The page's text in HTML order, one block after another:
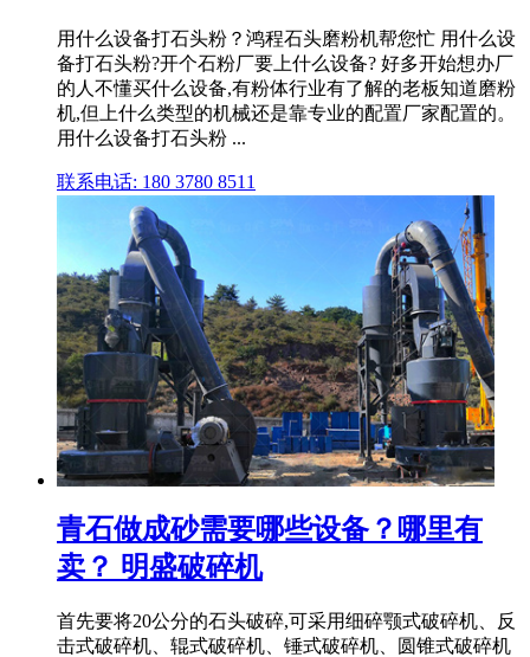
用什么设备打石头粉？鸿程石头磨粉机帮您忙 用什么设
备打石头粉?开个石粉厂要上什么设备? 好多开始想办厂
的人不懂买什么设备,有粉体行业有了解的老板知道磨粉
机,但上什么类型的机械还是靠专业的配置厂家配置的。
用什么设备打石头粉 ...
联系电话: 180 3780 8511
青石做成砂需要哪些设备？哪里有
卖？ 明盛破碎机
首先要将20公分的石头破碎,可采用细碎颚式破碎机、反
击式破碎机、辊式破碎机、锤式破碎机、圆锥式破碎机